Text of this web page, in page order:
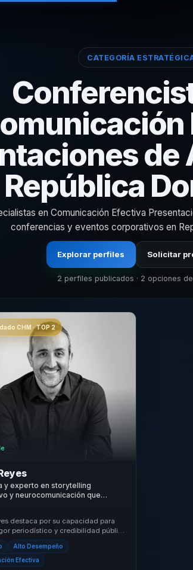
CATEGORÍA
de
República
en Comunicación Efectiva
conferencias y eventos corporativos en
Explorar perfiles Solicitar
2 perfiles publicados · 2 opciones
CHM · TOP 2
y experto en storytelling
y neurocomunicación que
complejos en claridad e
destaca por su capacidad para
periodístico y credibilidad pública
empresarial. Su metodolo...
Alto Desempeño
Efectiva